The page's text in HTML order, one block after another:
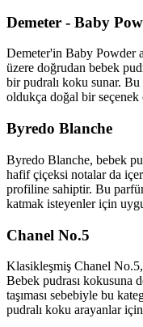
Demeter - Baby
Demeter'in Baby Powder
üzere doğrudan bebek
bir pudralı koku sunar.
oldukça doğal bir
Byredo Blanche
Byredo Blanche, bebek
hafif çiçeksi notalar da
profiline sahiptir. Bu
katmak isteyenler için
Chanel No.5
Klasikleşmiş Chanel
Bebek pudrası kokusuna
taşıması sebebiyle bu
pudralı koku arayanlar